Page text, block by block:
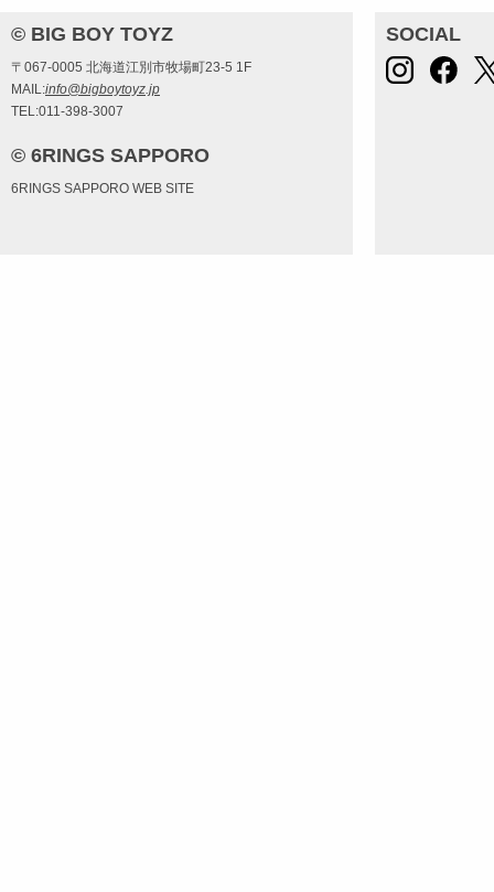
© BIG BOY TOYZ
〒067-0005 北海道江別市牧場町23-5 1F
MAIL:info@bigboytoyz.jp
TEL:011-398-3007
© 6RINGS SAPPORO
6RINGS SAPPORO WEB SITE
SOCIAL